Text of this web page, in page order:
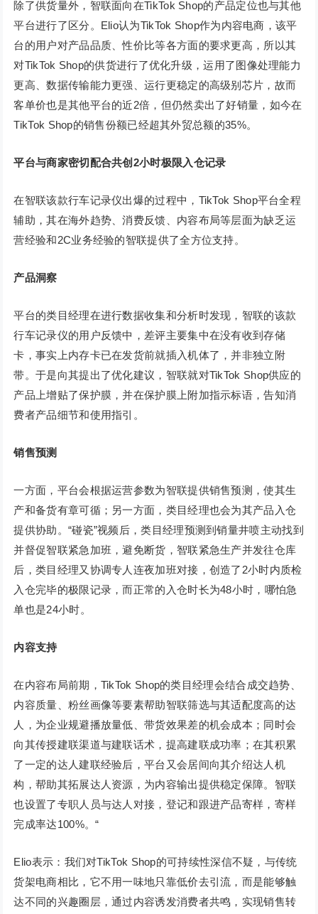
除了供货量外，智联面向在TikTok Shop的产品定位也与其他
平台进行了区分。Elio认为TikTok Shop作为内容电商，该平
台的用户对产品品质、性价比等各方面的要求更高，所以其
对TikTok Shop的供货进行了优化升级，运用了图像处理能力
更高、数据传输能力更强、运行更稳定的高级别芯片，故而
客单价也是其他平台的近2倍，但仍然卖出了好销量，如今在
TikTok Shop的销售份额已经超其外贸总额的35%。
平台与商家密切配合共创2小时极限入仓记录
在智联该款行车记录仪出爆的过程中，TikTok Shop平台全程
辅助，其在海外趋势、消费反馈、内容布局等层面为缺乏运
营经验和2C业务经验的智联提供了全方位支持。
产品洞察
平台的类目经理在进行数据收集和分析时发现，智联的该款
行车记录仪的用户反馈中，差评主要集中在没有收到存储
卡，事实上内存卡已在发货前就插入机体了，并非独立附
带。于是向其提出了优化建议，智联就对TikTok Shop供应的
产品上增贴了保护膜，并在保护膜上附加指示标语，告知消
费者产品细节和使用指引。
销售预测
一方面，平台会根据运营参数为智联提供销售预测，使其生
产和备货有章可循；另一方面，类目经理也会为其产品入仓
提供协助。“碰瓷”视频后，类目经理预测到销量井喷主动找到
并督促智联紧急加班，避免断货，智联紧急生产并发往仓库
后，类目经理又协调专人连夜加班对接，创造了2小时内质检
入仓完毕的极限记录，而正常的入仓时长为48小时，哪怕急
单也是24小时。
内容支持
在内容布局前期，TikTok Shop的类目经理会结合成交趋势、
内容质量、粉丝画像等要素帮助智联筛选与其适配度高的达
人，为企业规避播放量低、带货效果差的机会成本；同时会
向其传授建联渠道与建联话术，提高建联成功率；在其积累
了一定的达人建联经验后，平台又会居间向其介绍达人机
构，帮助其拓展达人资源，为内容输出提供稳定保障。智联
也设置了专职人员与达人对接，登记和跟进产品寄样，寄样
完成率达100%。“
Elio表示：我们对TikTok Shop的可持续性深信不疑，与传统
货架电商相比，它不用一味地只靠低价去引流，而是能够触
达不同的兴趣圈层，通过内容诱发消费者共鸣，实现销售转